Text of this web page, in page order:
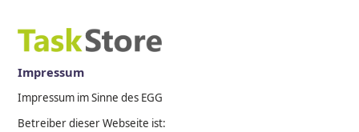
Impressum
Impressum im Sinne des EGG
Betreiber dieser Webseite ist: